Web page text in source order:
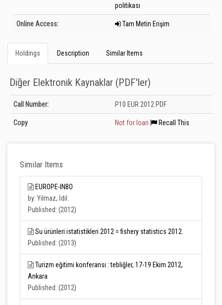
politikası
Online Access: Tam Metin Erişim
Holdings Description Similar Items
Diğer Elektronik Kaynaklar (PDF'ler)
Holdings details from Diğer Elektronik Kaynaklar (PDF&#039;ler): Unknown
Call Number: P10 EUR 2012 PDF
Copy Not for loan Recall This
Similar Items
EUROPE-INBO
by: Yılmaz, İdil.
Published: (2012)
Su ürünleri istatistikleri 2012 = fishery statistics 2012.
Published: (2013)
Turizm eğitimi konferansı : tebliğler, 17-19 Ekim 2012,
Ankara
Published: (2012)